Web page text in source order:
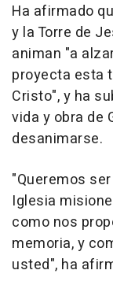
Ha afirmado
y la Torre de
animan "a
proyecta esta
Cristo", y ha
vida y obra de
desanimarse.
"Queremos
Iglesia
como nos
memoria, y
usted", ha